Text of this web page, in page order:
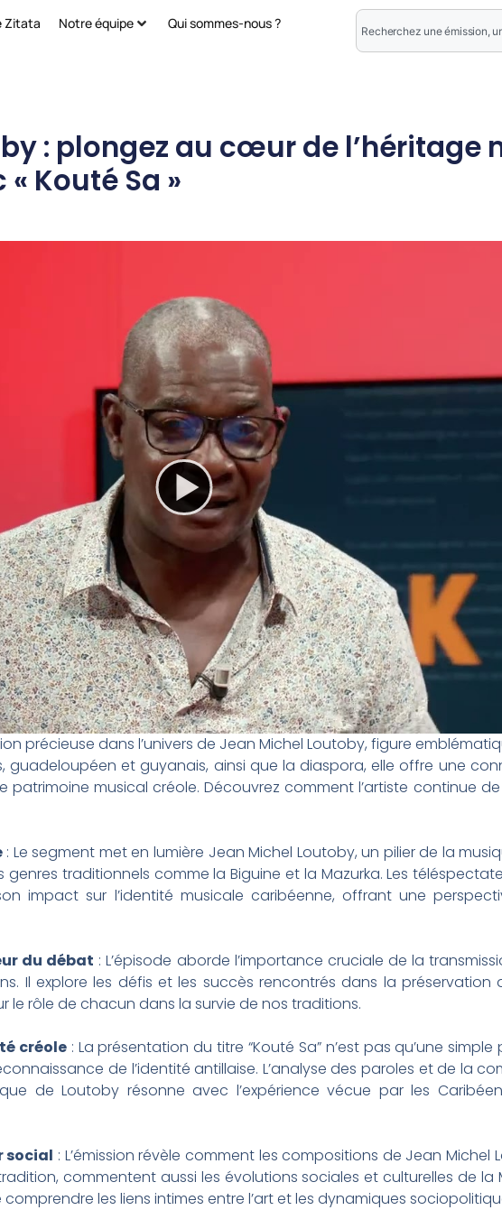
Zitata Notre équipe
Qui sommes-nous ?
: plongez au cœur de l’héritage
Kouté Sa »
précieuse dans l’univers de Jean Michel Loutoby, figure
guadeloupéen et guyanais, ainsi que la diaspora, elle offre une
musical créole. Découvrez comment l’artiste continue de
: Le segment met en lumière Jean Michel Loutoby, un pilier de la
traditionnels comme la Biguine et la Mazurka. Les
impact sur l’identité musicale caribéenne, offrant une
du débat : L’épisode aborde l’importance cruciale de la
Il explore les défis et les succès rencontrés dans la préservation
le rôle de chacun dans la survie de nos traditions.
créole: La présentation du titre “Kouté Sa” n’est pas qu’une
de l’identité antillaise. L’analyse des paroles et de la
de Loutoby résonne avec l’expérience vécue par les
social : L’émission révèle comment les compositions de Jean Michel
commentent aussi les évolutions sociales et culturelles de la
les liens intimes entre l’art et les dynamiques